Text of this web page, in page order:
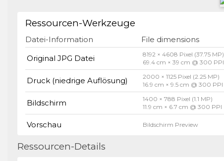
Ressourcen-Werkzeuge
Datei-Information File dimensions
Original JPG Datei
8192 × 4608 Pixel (37.75 MP)
69.4 cm × 39 cm @ 300 PPI
Druck (niedrige Auflösung)
2000 × 1125 Pixel (2.25 MP)
16.9 cm × 9.5 cm @ 300 PPI
Bildschirm
1400 × 788 Pixel (1.1 MP)
11.9 cm × 6.7 cm @ 300 PPI
Vorschau Bildschirm Preview
Ressourcen-Details